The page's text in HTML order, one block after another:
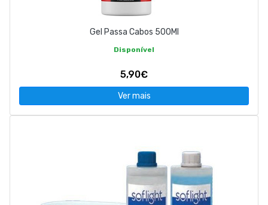
Gel Passa Cabos 500Ml
Disponível
5,90€
Ver mais